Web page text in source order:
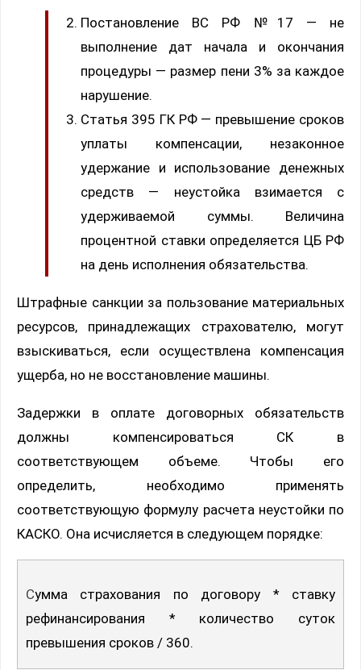
Постановление ВС РФ №17 — не
выполнение дат начала и окончания
процедуры — размер пени 3% за каждое
нарушение.
Статья 395 ГК РФ — превышение сроков
уплаты компенсации, незаконное
удержание и использование денежных
средств — неустойка взимается с
удерживаемой суммы. Величина
процентной ставки определяется ЦБ РФ
на день исполнения обязательства.
Штрафные санкции за пользование материальных
ресурсов, принадлежащих страхователю, могут
взыскиваться, если осуществлена компенсация
ущерба, но не восстановление машины.
Задержки в оплате договорных обязательств
должны компенсироваться СК в
соответствующем объеме. Чтобы его
определить, необходимо применять
соответствующую формулу расчета неустойки по
КАСКО. Она исчисляется в следующем порядке:
Сумма страхования по договору * ставку
рефинансирования * количество суток
превышения сроков / 360.